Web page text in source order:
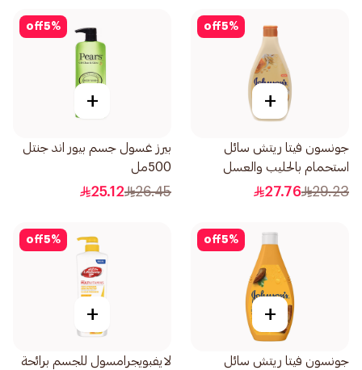
5%
off
+
جونسون فيتا ريتش سائل
استحمام بالحليب والعسل
الطبيعي والشوفان 400مل
29.23
27.76
5%
off
+
بيرز غسول جسم بيور اند جنتل
500مل
26.45
25.12
5%
off
+
جونسون فيتا ريتش سائل
5%
off
+
لايفبويجرامسول للجسم برائحة